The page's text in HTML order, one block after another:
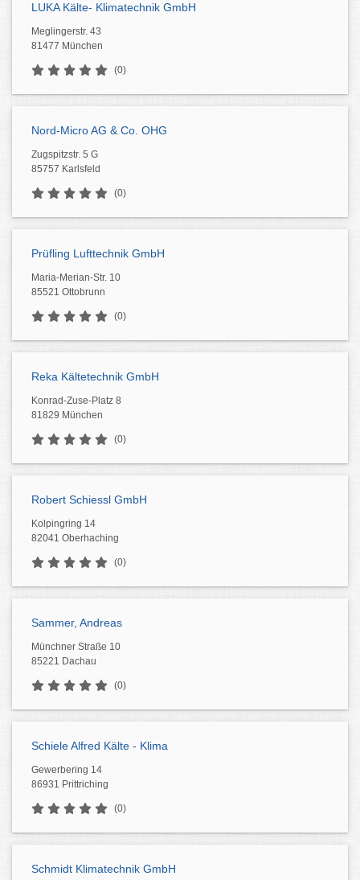
LUKA Kälte- Klimatechnik GmbH
Meglingerstr. 43
81477 München
(0)
Nord-Micro AG & Co. OHG
Zugspitzstr. 5 G
85757 Karlsfeld
(0)
Prüfling Lufttechnik GmbH
Maria-Merian-Str. 10
85521 Ottobrunn
(0)
Reka Kältetechnik GmbH
Konrad-Zuse-Platz 8
81829 München
(0)
Robert Schiessl GmbH
Kolpingring 14
82041 Oberhaching
(0)
Sammer, Andreas
Münchner Straße 10
85221 Dachau
(0)
Schiele Alfred Kälte - Klima
Gewerbering 14
86931 Prittriching
(0)
Schmidt Klimatechnik GmbH